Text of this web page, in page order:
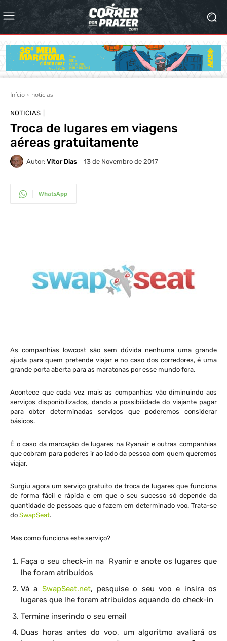
Início noticias
NOTICIAS
Troca de lugares em viagens
aéreas gratuitamente
Autor: Vitor Dias 13 de Novembro de 2017
WhatsApp
As companhias lowcost são sem dúvida nenhuma uma grande
ajuda para quem pretende viajar e no caso dos corredores, é uma
grande porta aberta para as maratonas por esse mundo fora.
Acontece que cada vez mais as companhias vão diminuindo aos
serviços disponibilizados, dando a possibilidade do viajante pagar
para obter determinadas serviços que poderemos considerar
básicos.
É o caso da marcação de lugares na Ryanair e outras companhias
que cobram para poderes ir ao lado da pessoa com quem queremos
viajar.
Surgiu agora um serviço gratuito de troca de lugares que funciona
de forma fácil e rápida e em que o seu sucesso só depende da
quantidade de pessoas que o fazem em determinado voo. Trata-se
do SwapSeat.
Mas como funciona este serviço?
Faça o seu check-in na Ryanir e anote os lugares que
lhe foram atribuidos
Và a SwapSeat.net, pesquise o seu voo e insira os
lugares que lhe foram atribuidos aquando do check-in
Termine inserindo o seu email
Duas horas antes do voo, um algoritmo avaliará os